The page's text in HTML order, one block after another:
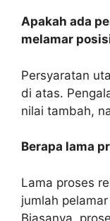
Apakah ada
melamar
Persyaratan
di atas.
nilai tambah,
Berapa lama
Lama proses
jumlah
Biasanya,